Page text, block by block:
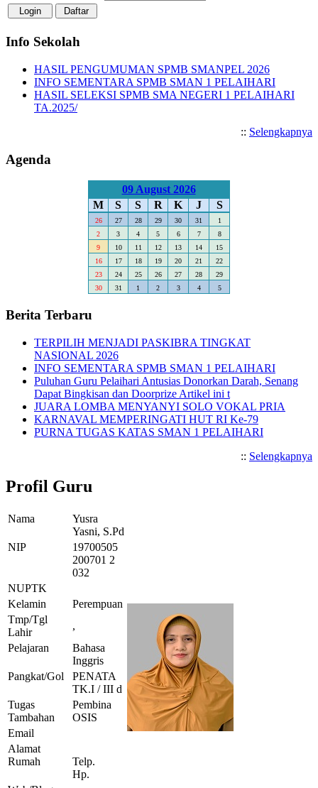
Info Sekolah
HASIL PENGUMUMAN SPMB SMANPEL 2026
INFO SEMENTARA SPMB SMAN 1 PELAIHARI
HASIL SELEKSI SPMB SMA NEGERI 1 PELAIHARI
TA.2025/
:: Selengkapnya
Agenda
09 August 2026
M
S S R K J S
26 27 28 29 30 31
1
2
3 4 5 6 7
8
9
10 11 12 13 14
15
16
17 18 19 20 21
22
23
24 25 26 27 28
29
30
31 1 2 3 4 5
Berita Terbaru
TERPILIH MENJADI PASKIBRA TINGKAT
NASIONAL 2026
INFO SEMENTARA SPMB SMAN 1 PELAIHARI
Puluhan Guru Pelaihari Antusias Donorkan Darah, Senang
Dapat Bingkisan dan Doorprize Artikel ini t
JUARA LOMBA MENYANYI SOLO VOKAL PRIA
KARNAVAL MEMPERINGATI HUT RI Ke-79
PURNA TUGAS KATAS SMAN 1 PELAIHARI
:: Selengkapnya
Profil Guru
Nama
Yusra
Yasni, S.Pd
NIP
19700505
200701 2
032
NUPTK
Kelamin
Perempuan
Tmp/Tgl
Lahir
,
Pelajaran
Bahasa
Inggris
Pangkat/Gol
PENATA
TK.I / III d
Tugas
Tambahan
Pembina
OSIS
Email
Alamat
Rumah
Telp.
Hp.